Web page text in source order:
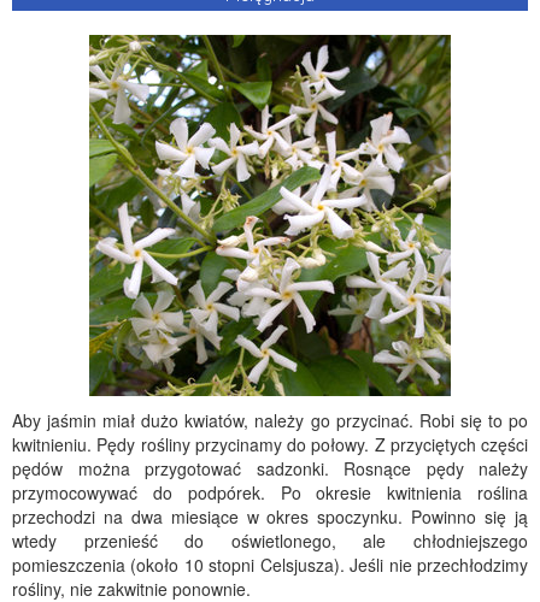
Aby jaśmin miał dużo kwiatów, należy go przycinać. Robi się to po
kwitnieniu. Pędy rośliny przycinamy do połowy. Z przyciętych części
pędów można przygotować sadzonki. Rosnące pędy należy
przymocowywać do podpórek. Po okresie kwitnienia roślina
przechodzi na dwa miesiące w okres spoczynku. Powinno się ją
wtedy przenieść do oświetlonego, ale chłodniejszego
pomieszczenia (około 10 stopni Celsjusza). Jeśli nie przechłodzimy
rośliny, nie zakwitnie ponownie.